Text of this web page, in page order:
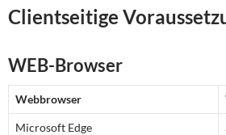
Architektur x86 (64-bit)
Sprache
Clientseitige
WEB-Browser
Webbrowser
Microsoft Edge